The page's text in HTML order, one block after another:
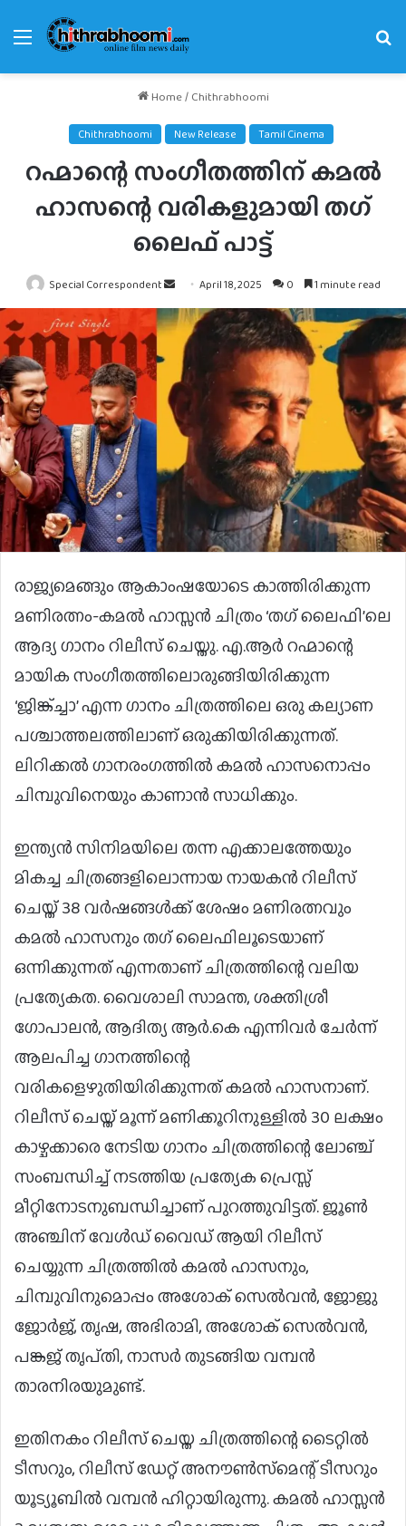
Menu
Home/ Chithrabhoomi
Chithrabhoomi New Release Tamil Cinema
റഹ്മാന്റെ സംഗീതത്തിന് കമൽ
ഹാസന്റെ വരികളുമായി തഗ്
ലൈഫ് പാട്ട്
Special Correspondent
Send
an
email
April 18, 2025 0 1 minute read
രാജ്യമെങ്ങും ആകാംഷയോടെ കാത്തിരിക്കുന്ന
മണിരത്നം-കമൽ ഹാസ്സൻ ചിത്രം ‘തഗ് ലൈഫി’ലെ
ആദ്യ ഗാനം റിലീസ് ചെയ്തു. എ.ആർ റഹ്മാന്റെ
മായിക സംഗീതത്തിലൊരുങ്ങിയിരിക്കുന്ന
‘ജിങ്ക്ച്ചാ’ എന്ന ഗാനം ചിത്രത്തിലെ ഒരു കല്യാണ
പശ്ചാത്തലത്തിലാണ് ഒരുക്കിയിരിക്കുന്നത്.
ലിറിക്കൽ ഗാനരംഗത്തിൽ കമൽ ഹാസനൊപ്പം
ചിമ്പുവിനെയും കാണാൻ സാധിക്കും.
ഇന്ത്യൻ സിനിമയിലെ തന്ന എക്കാലത്തേയും
മികച്ച ചിത്രങ്ങളിലൊന്നായ നായകൻ റിലീസ്
ചെയ്ത് 38 വർഷങ്ങൾക്ക് ശേഷം മണിരത്നവും
കമൽ ഹാസനും തഗ് ലൈഫിലൂടെയാണ്
ഒന്നിക്കുന്നത് എന്നതാണ് ചിത്രത്തിന്റെ വലിയ
പ്രത്യേകത. വൈശാലി സാമന്ത, ശക്തിശ്രീ
ഗോപാലൻ, ആദിത്യ ആർ.കെ എന്നിവർ ചേർന്ന്
ആലപിച്ച ഗാനത്തിന്റെ
വരികളെഴുതിയിരിക്കുന്നത് കമൽ ഹാസനാണ്.
റിലീസ് ചെയ്ത് മൂന്ന് മണിക്കൂറിനുള്ളിൽ 30 ലക്ഷം
കാഴ്ചക്കാരെ നേടിയ ഗാനം ചിത്രത്തിന്റെ ലോഞ്ച്
സംബന്ധിച്ച് നടത്തിയ പ്രത്യേക പ്രെസ്സ്
മീറ്റിനോടനുബന്ധിച്ചാണ് പുറത്തുവിട്ടത്. ജൂൺ
അഞ്ചിന് വേൾഡ് വൈഡ് ആയി റിലീസ്
ചെയ്യുന്ന ചിത്രത്തിൽ കമൽ ഹാസനും,
ചിമ്പുവിനുമൊപ്പം അശോക് സെൽവൻ, ജോജു
ജോർജ്, തൃഷ, അഭിരാമി, അശോക് സെൽവൻ,
പങ്കജ് തൃപ്‍തി, നാസർ തുടങ്ങിയ വമ്പൻ
താരനിരയുമുണ്ട്.
ഇതിനകം റിലീസ് ചെയ്ത ചിത്രത്തിന്റെ ടൈറ്റിൽ
ടീസറും, റിലീസ് ഡേറ്റ് അനൗൺസ്‌മെന്റ് ടീസറും
യൂട്യൂബിൽ വമ്പൻ ഹിറ്റായിരുന്നു. കമൽ ഹാസ്സൻ